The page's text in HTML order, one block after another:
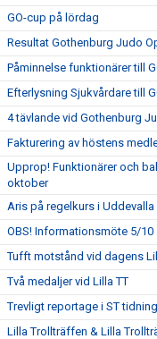
GO-cup på lördag
Resultat Gothenburg Judo
Påminnelse funktionärer till
Efterlysning Sjukvårdare till
4 tävlande vid Gothenburg
Fakturering av höstens
Upprop! Funktionärer och
oktober
Aris på regelkurs i Uddevalla
OBS! Informationsmöte 5/10
Tufft motstånd vid dagens
Två medaljer vid Lilla TT
Trevligt reportage i ST
Lilla Trollträffen & Lilla